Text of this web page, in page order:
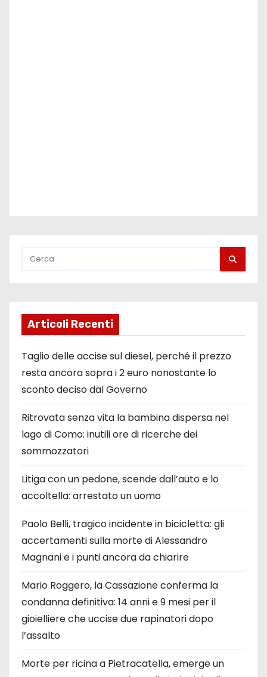
Articoli Recenti
Taglio delle accise sul diesel, perché il prezzo
resta ancora sopra i 2 euro nonostante lo
sconto deciso dal Governo
Ritrovata senza vita la bambina dispersa nel
lago di Como: inutili ore di ricerche dei
sommozzatori
Litiga con un pedone, scende dall’auto e lo
accoltella: arrestato un uomo
Paolo Belli, tragico incidente in bicicletta: gli
accertamenti sulla morte di Alessandro
Magnani e i punti ancora da chiarire
Mario Roggero, la Cassazione conferma la
condanna definitiva: 14 anni e 9 mesi per il
gioielliere che uccise due rapinatori dopo
l’assalto
Morte per ricina a Pietracatella, emerge un